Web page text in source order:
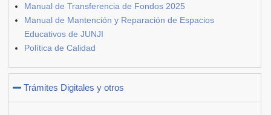
Manual de Transferencia de Fondos 2025
Manual de Mantención y Reparación de Espacios
Educativos de JUNJI
Política de Calidad
Trámites Digitales y otros